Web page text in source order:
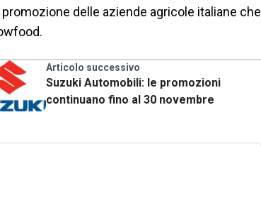
delle aziende agricole italiane che
Articolo successivo
Suzuki Automobili: le promozioni
continuano fino al 30 novembre